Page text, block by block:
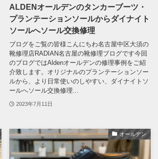
ALDENオールデンのタンカーブーツ・
プランテーションソールからダイナイト
ソールへソール交換修理
ブログをご覧の皆様こんにちわ名古屋中区大須の
靴修理店RADIAN名古屋の靴修理ブログです今回
のブログではAldenオールデンの修理事例をご紹
介致します。オリジナルのプランテーションソー
ルから、より日常使いのしやすい、ダイナイトソ
ールへソール交換修理...
2023年7月11日
オールデン